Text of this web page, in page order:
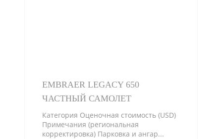
EMBRAER LEGACY 650
ЧАСТНЫЙ САМОЛЕТ
Категория Оценочная стоимость (USD)
Примечания (региональная
корректировка) Парковка и ангар...